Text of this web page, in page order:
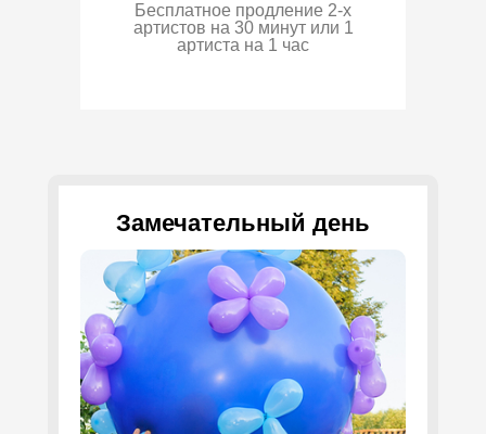
Бесплатное продление 2-х
артистов на 30 минут или 1
артиста на 1 час
Замечательный день